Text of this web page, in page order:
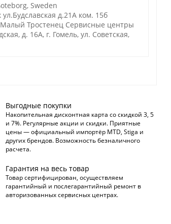
Sweden
д.21А ком. 15б
Тростенец Сервисные центры
д. 16А, г. Гомель, ул. Советская,
Выгодные покупки
Накопительная дисконтная карта со скидкой 3, 5
и 7%. Регулярные акции и скидки. Приятные
цены — официальный импортёр MTD, Stiga и
других брендов. Возможность безналичного
расчета.
Гарантия на весь товар
Товар сертифицирован, осуществляем
гарантийный и послегарантийный ремонт в
авторизованных сервисных центрах.